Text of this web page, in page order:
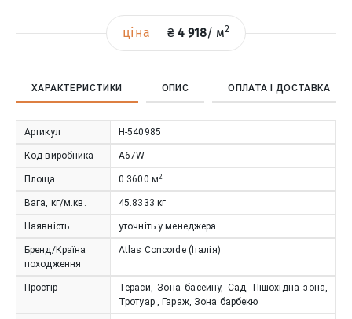
ціна ₴ 4 918/ м2
ХАРАКТЕРИСТИКИ ОПИС ОПЛАТА І ДОСТАВКА
Артикул Н-540985
Код виробника A67W
Площа 0.3600 м2
Вага, кг/м.кв. 45.8333 кг
Наявність уточніть у менеджера
Бренд/Країна
походження
Atlas Concorde (Італія)
Простір
Тераси, Зона басейну, Сад, Пішохідна зона,
Тротуар , Гараж, Зона барбекю